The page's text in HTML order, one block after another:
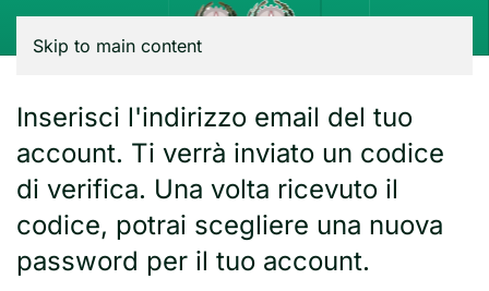
Skip to main content
Inserisci l'indirizzo email del tuo
account. Ti verrà inviato un codice
di verifica. Una volta ricevuto il
codice, potrai scegliere una nuova
password per il tuo account.